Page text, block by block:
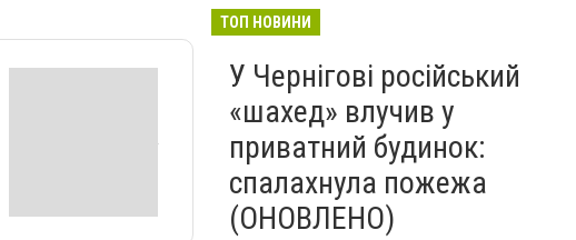
воїнів та їхніх близьких з
ТОП НОВИНИ
У Чернігові російський
«шахед» влучив у
приватний будинок:
спалахнула пожежа
(ОНОВЛЕНО)